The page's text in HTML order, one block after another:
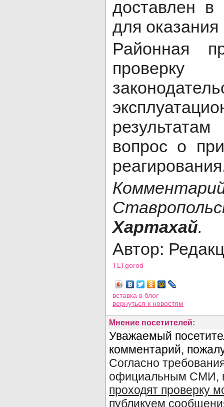
доставлен в
для
Районная
вопрос о
Хартахай.
Автор:
TLTgorod
вставка в блог
вернуться к новостям
Мнение посетителей: